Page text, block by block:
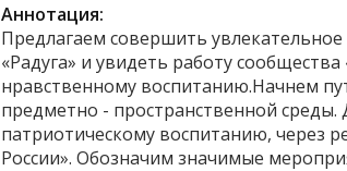
Аннотация:
Предлагаем совершить
«Радуга» и увидеть работу
нравственному воспитанию.Начнем
предметно - пространственной среды.
патриотическому воспитанию, через
России». Обозначим значимые